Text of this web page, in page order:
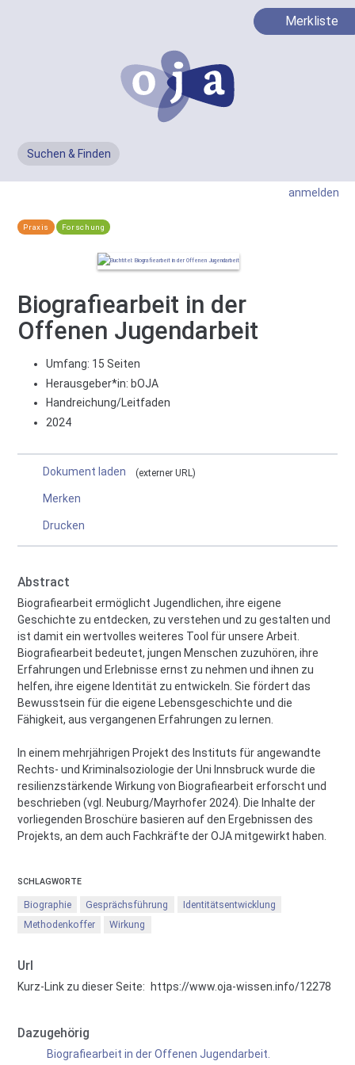
Suchen & Finden
Merkliste
anmelden
Praxis Forschung
Biografiearbeit in der
Offenen Jugendarbeit
Umfang: 15 Seiten
Herausgeber*in: bOJA
Handreichung/Leitfaden
2024
Dokument laden externer URL
Merken
Drucken
Abstract
Biografiearbeit ermöglicht Jugendlichen, ihre eigene
Geschichte zu entdecken, zu verstehen und zu gestalten und
ist damit ein wertvolles weiteres Tool für unsere Arbeit.
Biografiearbeit bedeutet, jungen Menschen zuzuhören, ihre
Erfahrungen und Erlebnisse ernst zu nehmen und ihnen zu
helfen, ihre eigene Identität zu entwickeln. Sie fördert das
Bewusstsein für die eigene Lebensgeschichte und die
Fähigkeit, aus vergangenen Erfahrungen zu lernen.
In einem mehrjährigen Projekt des Instituts für angewandte
Rechts- und Kriminalsoziologie der Uni Innsbruck wurde die
resilienzstärkende Wirkung von Biografiearbeit erforscht und
beschrieben (vgl. Neuburg/Mayrhofer 2024). Die Inhalte der
vorliegenden Broschüre basieren auf den Ergebnissen des
Projekts, an dem auch Fachkräfte der OJA mitgewirkt haben.
SCHLAGWORTE
Biographie Gesprächsführung
Identitätsentwicklung
Methodenkoffer
Wirkung
Url
Kurz-Link zu dieser Seite: https://www.oja-wissen.info/12278
Dazugehörig
Biografiearbeit in der Offenen Jugendarbeit.